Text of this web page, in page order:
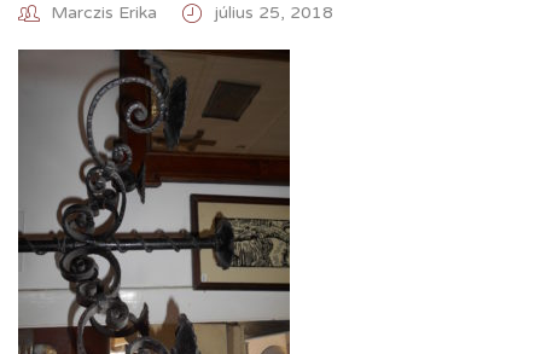
Marczis Erika július 25, 2018